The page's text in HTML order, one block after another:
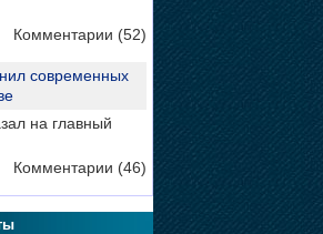
Комментарии (52)
современных
на главный
Комментарии (46)